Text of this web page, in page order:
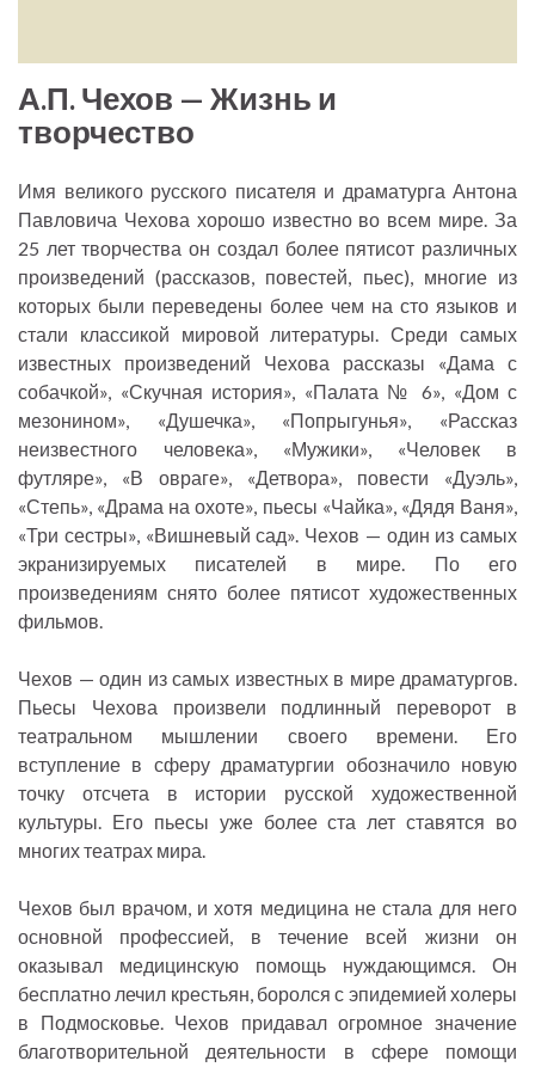
А.П. Чехов — Жизнь и
творчество
Имя великого русского писателя и драматурга Антона
Павловича Чехова хорошо известно во всем мире. За
25 лет творчества он создал более пятисот различных
произведений (рассказов, повестей, пьес), многие из
которых были переведены более чем на сто языков и
стали классикой мировой литературы. Среди самых
известных произведений Чехова рассказы «Дама с
собачкой», «Скучная история», «Палата № 6», «Дом с
мезонином», «Душечка», «Попрыгунья», «Рассказ
неизвестного человека», «Мужики», «Человек в
футляре», «В овраге», «Детвора», повести «Дуэль»,
«Степь», «Драма на охоте», пьесы «Чайка», «Дядя Ваня»,
«Три сестры», «Вишневый сад». Чехов — один из самых
экранизируемых писателей в мире. По его
произведениям снято более пятисот художественных
фильмов.
Чехов — один из самых известных в мире драматургов.
Пьесы Чехова произвели подлинный переворот в
театральном мышлении своего времени. Его
вступление в сферу драматургии обозначило новую
точку отсчета в истории русской художественной
культуры. Его пьесы уже более ста лет ставятся во
многих театрах мира.
Чехов был врачом, и хотя медицина не стала для него
основной профессией, в течение всей жизни он
оказывал медицинскую помощь нуждающимся. Он
бесплатно лечил крестьян, боролся с эпидемией холеры
в Подмосковье. Чехов придавал огромное значение
благотворительной деятельности в сфере помощи